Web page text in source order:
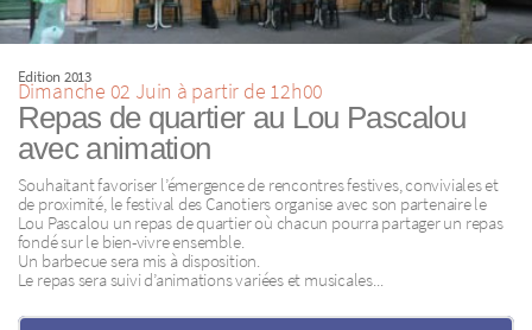
Edition 2013
Dimanche 02 Juin à partir de 12h00
Repas de quartier au Lou Pascalou
avec animation
Souhaitant favoriser l’émergence de rencontres festives, conviviales et
de proximité, le festival des Canotiers organise avec son partenaire le
Lou Pascalou un repas de quartier où chacun pourra partager un repas
fondé sur le bien-vivre ensemble.
Un barbecue sera mis à disposition.
Le repas sera suivi d’animations variées et musicales...